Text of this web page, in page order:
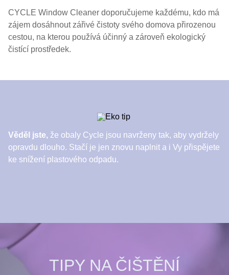
CYCLE Window Cleaner doporučujeme každému, kdo má
zájem dosáhnout zářivé čistoty svého domova přirozenou
cestou, na kterou používá účinný a zároveň ekologický
čistící prostředek.
Věděl jste, že obaly Cycle jsou navrženy tak, aby vydržely
opravdu dlouho. Stačí je jen znovu naplnit a i Vy přispějete
ke snížení plastového odpadu.
TIPY NA ČIŠTĚNÍ